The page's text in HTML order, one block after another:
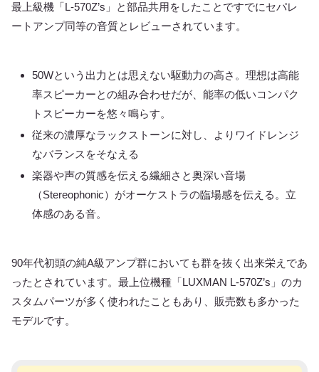
最上級機「L-570Z’s」と部品共用をしたことですでにセパレ
ートアンプ同等の音質とレビューされています。
50Wという出力とは思えない駆動力の高さ。理想は高能
率スピーカーとの組み合わせだが、能率の低いコンパク
トスピーカーを悠々鳴らす。
従来の濃厚なラックストーンに対し、よりワイドレンジ
なバランスをそなえる
楽器や声の質感を伝える繊細さと奥深い音場
（Stereophonic）がオーケストラの臨場感を伝える。立
体感のある音。
90年代初頭の純A級アンプ群においても群を抜く出来栄えであ
ったとされています。最上位機種「LUXMAN L-570Z’s」のカ
スタムパーツが多く使われたこともあり、販売数も多かった
モデルです。